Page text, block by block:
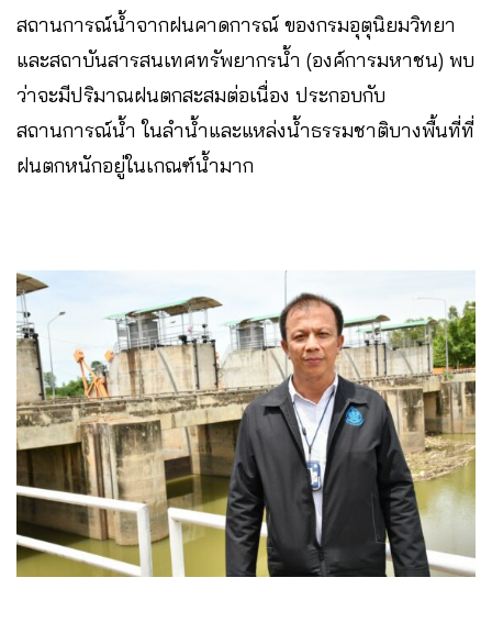
สถานการณ์น้ำจากฝนคาดการณ์ ของกรมอุตุนิยมวิทยา
และสถาบันสารสนเทศทรัพยากรน้ำ (องค์การมหาชน) พบ
ว่าจะมีปริมาณฝนตกสะสมต่อเนื่อง ประกอบกับ
สถานการณ์น้ำ ในลำน้ำและแหล่งน้ำธรรมชาติบางพื้นที่ที่
ฝนตกหนักอยู่ในเกณฑ์น้ำมาก